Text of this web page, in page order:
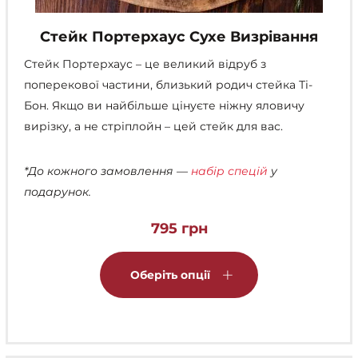
Стейк Портерхаус Сухе Визрівання
Стейк Портерхаус – це великий відруб з
поперекової частини, близький родич стейка Ті-
Бон. Якщо ви найбільше цінуєте ніжну яловичу
вирізку, а не стріплойн – цей стейк для вас.
*До кожного замовлення — набір спецій у
подарунок.
795 грн
Оберіть опції